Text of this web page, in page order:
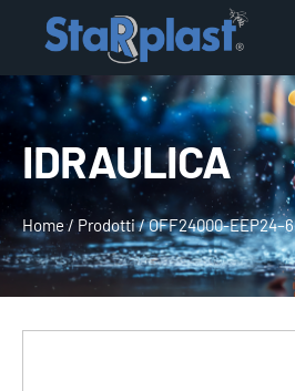
IDRAULICA
Home/ Prodotti/OFF24000-EEP24–6